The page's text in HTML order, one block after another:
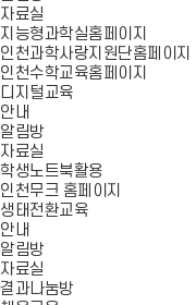
자료실
지능형과학실홈페이지
인천과학사랑지원단홈페이지
인천수학교육홈페이지
디지털교육
안내
알림방
자료실
학생노트북활용
인천무크 홈페이지
생태전환교육
안내
알림방
자료실
결과나눔방